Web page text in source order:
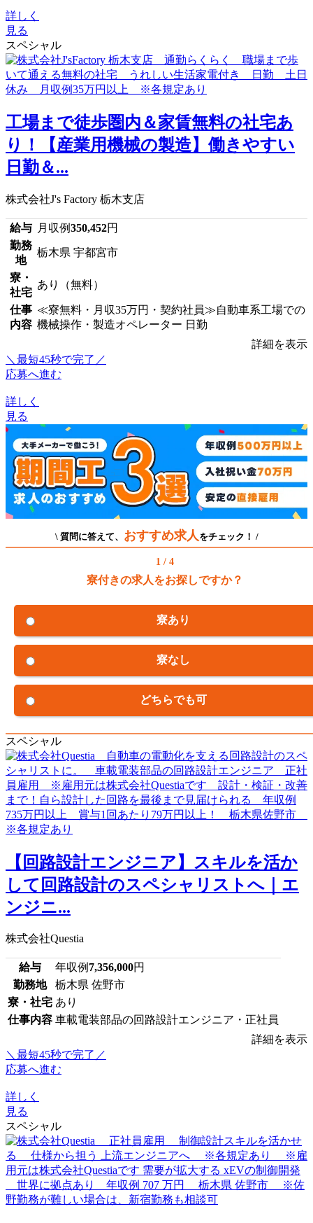
詳しく
見る
スペシャル
工場まで徒歩圏内＆家賃無料の社宅あ
り！【産業用機械の製造】働きやすい
日勤＆...
株式会社J's Factory 栃木支店
給与 月収例350,452円
勤務
地
栃木県 宇都宮市
寮・
社宅
あり（無料）
仕事
内容
≪寮無料・月収35万円・契約社員≫自動車系工場での
機械操作・製造オペレーター 日勤
詳細を表示
＼最短45秒で完了／
応募へ進む
詳しく
見る
\ 質問に答えて、 おすすめ求人 をチェック！ /
1 / 4
寮付きの求人をお探しですか？
寮あり
寮なし
どちらでも可
スペシャル
【回路設計エンジニア】スキルを活か
して回路設計のスペシャリストへ｜エ
ンジニ...
株式会社Questia
給与 年収例 7,356,000円
勤務地
栃木県 佐野市
寮・社宅 あり
仕事内容 車載電装部品の回路設計エンジニア・正社員
詳細を表示
＼最短45秒で完了／
応募へ進む
詳しく
見る
スペシャル